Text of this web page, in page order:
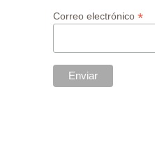
Correo electrónico *